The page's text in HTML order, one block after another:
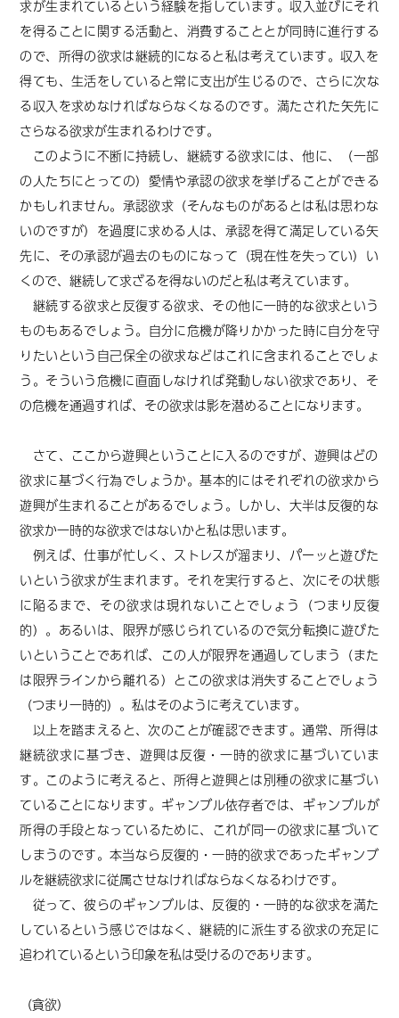
求が生まれているという経験を指しています。収入並びにそれ
を得ることに関する活動と、消費することとが同時に進行する
ので、所得の欲求は継続的になると私は考えています。収入を
得ても、生活をしていると常に支出が生じるので、さらに次な
る収入を求めなければならなくなるのです。満たされた矢先に
さらなる欲求が生まれるわけです。
このように不断に持続し、継続する欲求には、他に、（一部
の人たちにとっての）愛情や承認の欲求を挙げることができる
かもしれません。 承認欲求（そんなものがあるとは私は思わな
いのですが）を過度に求める人は、 承認を得て満足している矢
先に、その承認が過去のものになって （現在性を失ってい） い
くので、継続して求ざるを得ないのだと私は考えています。
継続する欲求と反復する欲求、その他に一時的な欲求という
ものもあるでしょう。自分に危機が降りかかった時に自分を守
りたいという自己保全の欲求などはこれに含まれることでしょ
う。 そういう危機に直面しなければ発動しない欲求であり、 そ
の危機を通過すれば、その欲求は影を潜めることになります。
さて、ここから遊興ということに入るのですが、遊興はどの
欲求に基づく行為でしょうか。基本的にはそれぞれの欲求から
遊興が生まれることがあるでしょう。しかし、大半は反復的な
欲求か一時的な欲求ではないかと私は思います。
例えば、仕事が忙しく、ストレスが溜まり、パーッと遊びた
いという欲求が生まれます。それを実行すると、次にその状態
に陥るまで、その欲求は現れないことでしょう（つまり反復
的）。あるいは、限界が感じられているので気分転換に遊びた
いということであれば、この人が限界を通過してしまう （また
は限界ラインから離れる） とこの欲求は消失することでしょう
（つまり一時的）。私はそのように考えています。
以上を踏まえると、次のことが確認できます。通常、所得は
継続欲求に基づき、遊興は反復・一時的欲求に基づいていま
す。 このように考えると、所得と遊興とは別種の欲求に基づい
ていることになります。ギャンブル依存者では、ギャンブルが
所得の手段となっているために、これが同一の欲求に基づいて
しまうのです。本当なら反復的・一時的欲求であったギャンブ
ルを継続欲求に従属させなければならなくなるわけです。
従って、彼らのギャンブルは、反復的・一時的な欲求を満た
しているという感じではなく、継続的に派生する欲求の充足に
追われているという印象を私は受けるのであります。
（貪欲）